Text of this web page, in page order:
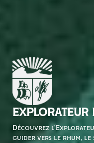
EXPLORATEUR
Découvrez
guider vers le rhum,